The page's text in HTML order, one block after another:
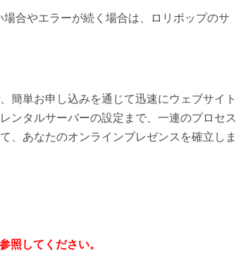
合やエラーが続く場合は、ロリポップのサ
簡単お申し込みを通じて迅速にウェブサイト
ンタルサーバーの設定まで、一連のプロセス
、あなたのオンラインプレゼンスを確立しま
照してください。